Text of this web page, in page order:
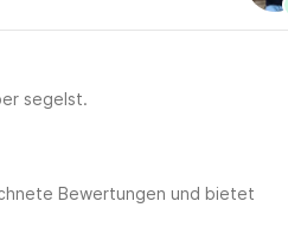
segelst.
Bewertungen und bietet